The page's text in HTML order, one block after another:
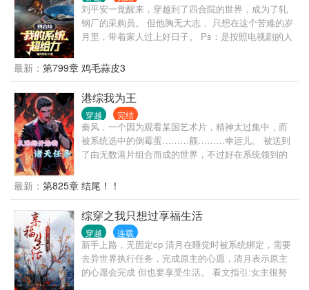
刘平安一觉醒来，穿越到了四合院的世界，成为了轧
钢厂的采购员。 但他胸无大志， 只想在这个苦难的岁
月里，带着家人过上好日子。 Ps：是按照电视剧的人
作来批判这本书。
最新： 第799章 鸡毛蒜皮3
港综我为王
穿越 完结
秦风，一个因为观看某国艺术片，精神太过集中，而
被系统选中的倒霉蛋………额………幸运儿。 被送到
了由无数港片组合而成的世界，不过好在系统领到的
了完成系统任务，他主动成为马军（杀破狼男主角）
的线人，他靠着脑海里残存的剧情记忆，他征服一个
个挡在前方的敌人，终于站在了港岛之巅。 港岛乱不
乱，疯哥说的算。
最新： 第825章 结尾！！
综穿之我只想过享福生活
穿越 连载
新手上路，无固定cp 清月在睡觉时被系统绑定，需要
去异世界执行任务，完成原主的心愿，清月表示原主
的心愿会完成 但也要享受生活。 看文指引:女主很努